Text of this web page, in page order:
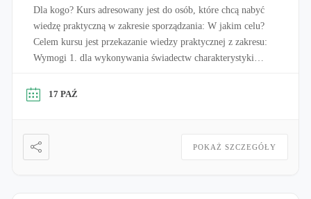
Dla kogo? Kurs adresowany jest do osób, które chcą nabyć
wiedzę praktyczną w zakresie sporządzania: W jakim celu?
Celem kursu jest przekazanie wiedzy praktycznej z zakresu:
Wymogi 1. dla wykonywania świadectw charakterystyki
energetycznej budynków świadectwa charakterystyki
17 PAŹ
POKAŻ SZCZEGÓŁY